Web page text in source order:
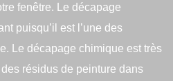
fenêtre. Le décapage
puisqu’il est l’une des
Le décapage chimique est très
résidus de peinture dans